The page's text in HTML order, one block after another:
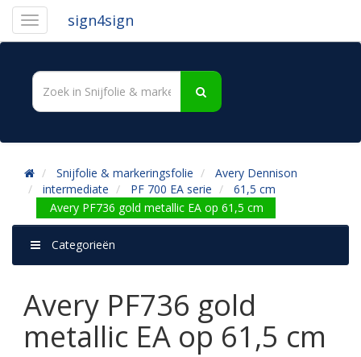
sign4sign
Snijfolie & markeringsfolie
Avery Dennison
intermediate
PF 700 EA serie
61,5 cm
Avery PF736 gold metallic EA op 61,5 cm
Categorieën
Avery PF736 gold
metallic EA op 61,5 cm